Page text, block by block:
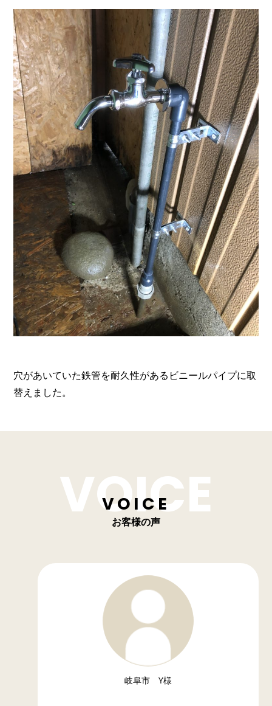
穴があいていた鉄管を耐久性があるビニールパイプに取
替えました。
VOICE
お客様の声
岐阜市 Y様